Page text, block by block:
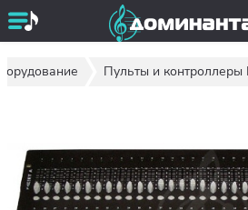
Пульты и контроллеры